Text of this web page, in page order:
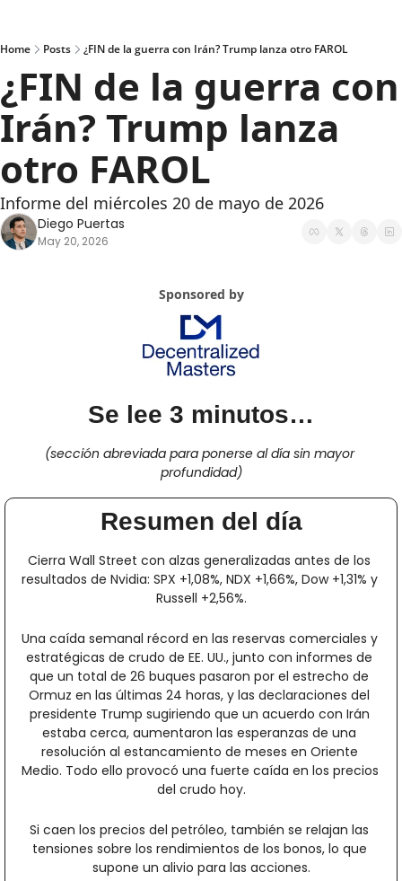
Home Posts ¿FIN de la guerra con Irán? Trump lanza otro FAROL
¿FIN de la guerra con
Irán? Trump lanza
otro FAROL
Informe del miércoles 20 de mayo de 2026
Diego Puertas
May 20, 2026
Sponsored by
Se lee 3 minutos…
(sección abreviada para ponerse al día sin mayor
profundidad)
Resumen del día
Cierra Wall Street con alzas generalizadas antes de los
resultados de Nvidia: SPX +1,08%, NDX +1,66%, Dow +1,31% y
Russell +2,56%.
Una caída semanal récord en las reservas comerciales y
estratégicas de crudo de EE. UU., junto con informes de
que un total de 26 buques pasaron por el estrecho de
Ormuz en las últimas 24 horas, y las declaraciones del
presidente Trump sugiriendo que un acuerdo con Irán
estaba cerca, aumentaron las esperanzas de una
resolución al estancamiento de meses en Oriente
Medio. Todo ello provocó una fuerte caída en los precios
del crudo hoy.
Si caen los precios del petróleo, también se relajan las
tensiones sobre los rendimientos de los bonos, lo que
supone un alivio para las acciones.